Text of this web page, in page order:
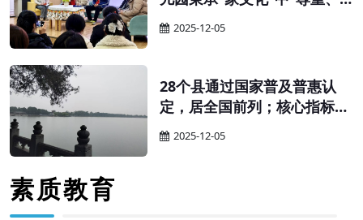
保育教育成本，完善生育支持
政策体系，经商国家卫生健康
有关事项通知如下。
和谐、互助”的核心特质，以
“科学幼小衔接”为核心，举办
“家”为纽带搭建高效沟通桥
梁，让科学衔接的理念与实践
经验在互动中碰撞共鸣，为幼
儿关键期成长筑牢坚实根基。
2025-12-05
28个县通过国家普及普惠认
定，居全国前列；核心指标连
续多年超全国平均水平——贵
州学前教育的“强势崛起”，绝
2025-12-05
素质教育